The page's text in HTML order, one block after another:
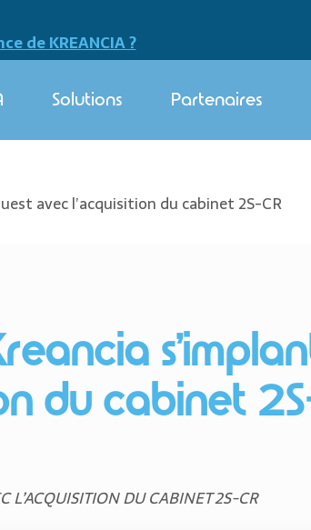
de KREANCIA ?
Solutions Partenaires
avec l’acquisition du cabinet 2S-CR
du cabinet
L’ACQUISITION DU CABINET 2S-CR